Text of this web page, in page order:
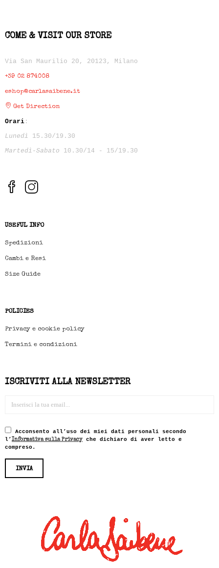
COME & VISIT OUR STORE
Via San Maurilio 20, 20123, Milano
+39 02 874008
eshop@carlasaibene.it
Get Direction
Orari :
Lunedì 15.30/19.30
Martedì-Sabato 10.30/14 - 15/19.30
USEFUL INFO
Spedizioni
Cambi e Resi
Size Guide
POLICIES
Privacy e cookie policy
Termini e condizioni
ISCRIVITI ALLA NEWSLETTER
Acconsento all’uso dei miei dati personali secondo
l’Informativa sulla Privacy che dichiaro di aver letto e
compreso.